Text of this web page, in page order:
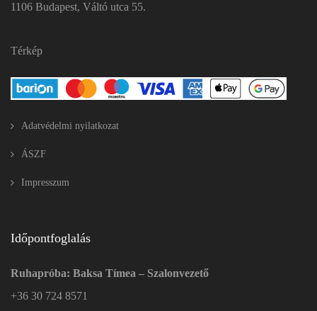
1106 Budapest, Váltó utca 55.
Térkép
Adatvédelmi nyilatkozat
ÁSZF
Impresszum
Időpontfoglalás
Ruhapróba: Baksa Tímea – Szalonvezető
+36 30 724 8571